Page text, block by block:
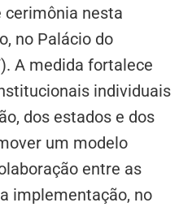
cerimônia nesta
no Palácio do
A medida fortalece
individuais
dos estados e dos
um modelo
entre as
implementação, no